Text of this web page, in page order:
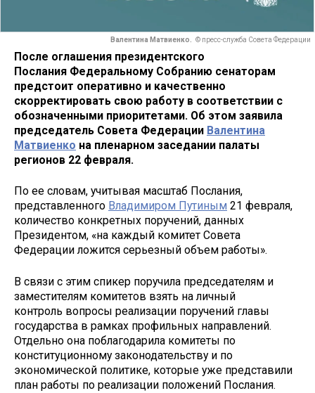
Валентина Матвиенко. © пресс-служба Совета Федерации
После оглашения президентского
Послания Федеральному Собранию сенаторам
предстоит оперативно и качественно
скорректировать свою работу в соответствии с
обозначенными приоритетами. Об этом заявила
председатель Совета Федерации Валентина
Матвиенко на пленарном заседании палаты
регионов 22 февраля.
По ее словам, учитывая масштаб Послания,
представленного Владимиром Путиным 21 февраля,
количество конкретных поручений, данных
Президентом, «на каждый комитет Совета
Федерации ложится серьезный объем работы».
В связи с этим спикер поручила председателям и
заместителям комитетов взять на личный
контроль вопросы реализации поручений главы
государства в рамках профильных направлений.
Отдельно она поблагодарила комитеты по
конституционному законодательству и по
экономической политике, которые уже представили
план работы по реализации положений Послания.